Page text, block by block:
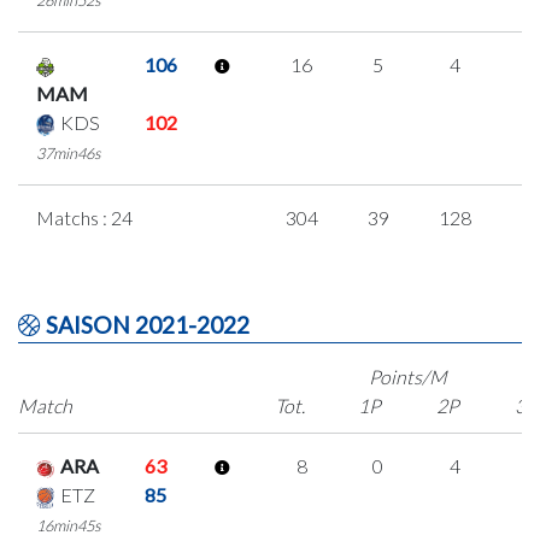
MAM
106
KDS 102
37min46s
16 5 4
Matchs : 24 304 39 128
SAISON 2021-2022
Match
Points/M
Tot.
1P 2P 3P
ARA
63
ETZ
85
16min45s
8 0 4